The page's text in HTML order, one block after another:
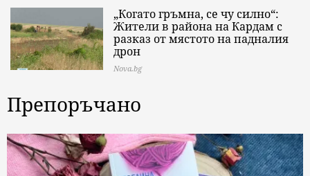
„Когато гръмна, се чу силно“:
Жители в района на Кардам с
разказ от мястото на падналия
дрон
Nova.bg
Препоръчано